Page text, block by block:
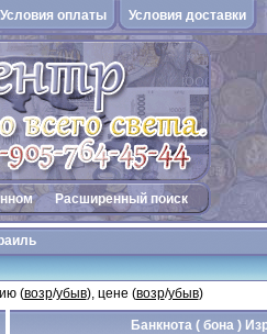
Условия оплаты Условия доставки
Расширенный поиск
(возр/убыв), цене (возр/убыв)
Банкнота ( бона )